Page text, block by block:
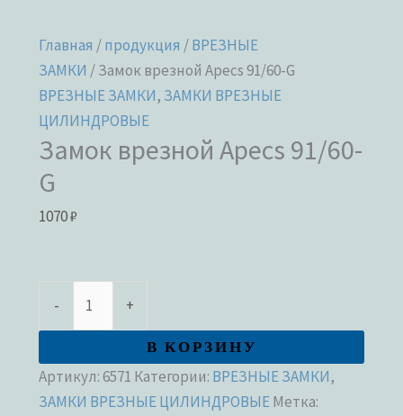
Главная /продукция /ВРЕЗНЫЕ
ЗАМКИ / Замок врезной Apecs 91/60-G
ВРЕЗНЫЕ ЗАМКИ, ЗАМКИ ВРЕЗНЫЕ
ЦИЛИНДРОВЫЕ
Замок врезной Apecs 91/60-
G
1070₽
- +
В КОРЗИНУ
Артикул:6571 Категории: ВРЕЗНЫЕ ЗАМКИ,
ЗАМКИ ВРЕЗНЫЕ ЦИЛИНДРОВЫЕМетка: